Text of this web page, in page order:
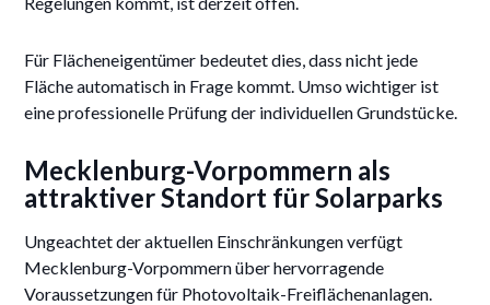
Für Flächeneigentümer bedeutet dies, dass nicht jede
Fläche automatisch in Frage kommt. Umso wichtiger ist
eine professionelle Prüfung der individuellen Grundstücke.
Mecklenburg-Vorpommern als
attraktiver Standort für Solarparks
Ungeachtet der aktuellen Einschränkungen verfügt
Mecklenburg-Vorpommern über hervorragende
Voraussetzungen für Photovoltaik-Freiflächenanlagen.